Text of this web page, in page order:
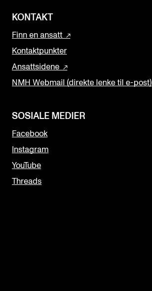
KONTAKT
Finn en ansatt
Kontaktpunkter
Ansattsidene
NMH Webmail (direkte lenke til e-post)
SOSIALE MEDIER
Facebook
Instagram
YouTube
Threads